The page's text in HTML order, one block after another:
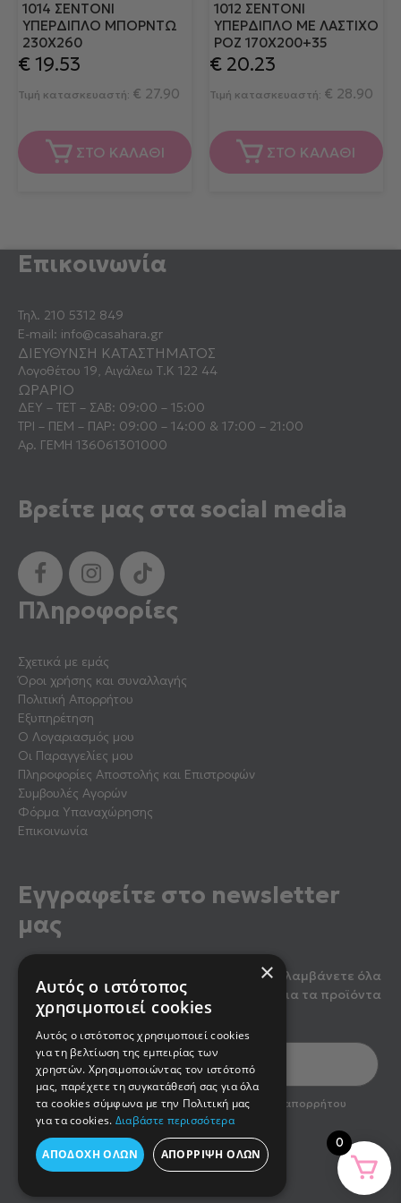
1014 ΣΕΝΤΟΝΙ
ΥΠΕΡΔΙΠΛΟ ΜΠΟΡΝΤΩ
230X260
€ 19.53
Τιμή κατασκευαστή: € 27.90
ΣΤΟ ΚΑΛΑΘΙ
1012 ΣΕΝΤΟΝΙ
ΥΠΕΡΔΙΠΛΟ ΜΕ ΛΑΣΤΙΧΟ
ΡΟΖ 170X200+35
€20.23
Τιμή κατασκευαστή: € 28.90
ΣΤΟ ΚΑΛΑΘΙ
Επικοινωνία
Τηλ. 210 5312 849
E-mail: info@casahara.gr
ΔΙΕΥΘΥΝΣΗ ΚΑΤΑΣΤΗΜΑΤΟΣ
Λογοθέτου 19, Αιγάλεω Τ.Κ 122 44
ΩΡΑΡΙΟ
ΔΕΥ – ΤΕΤ – ΣΑΒ: 09:00 – 15:00
ΤΡΙ – ΠΕΜ – ΠΑΡ: 09:00 – 14:00 & 17:00 – 21:00
Αρ. ΓΕΜΗ 136061301000
Βρείτε μας στα social media
Πληροφορίες
Σχετικά με εμάς
Όροι χρήσης και συναλλαγής
Πολιτική Απορρήτου
Εξυπηρέτηση
Ο Λογαριασμός μου
Οι Παραγγελίες μου
Πληροφορίες Αποστολής και Επιστροφών
Συμβουλές Αγορών
Φόρμα Υπαναχώρησης
Επικοινωνία
Εγγραφείτε στο newsletter
μας
Κάντε εγγραφή στο newsletter μας για να λαμβάνετε όλα
τα τελευταία νέα, καθώς και προσφορές για τα προϊόντα
μας.
optin2Έχω διαβάσει και αποδέχομαι την πολιτική απορρήτου
του newsletter
Εγγραφή
0
×
Αυτός ο ιστότοπος
χρησιμοποιεί cookies
Αυτός ο ιστότοπος χρησιμοποιεί cookies
για τη βελτίωση της εμπειρίας των
χρηστών. Χρησιμοποιώντας τον ιστότοπό
μας, παρέχετε τη συγκατάθεσή σας για όλα
τα cookies σύμφωνα με την Πολιτική μας
για τα cookies. Διαβάστε περισσότερα
ΑΠΟΔΟΧΉ ΌΛΩΝ ΑΠΌΡΡΙΨΗ ΌΛΩΝ